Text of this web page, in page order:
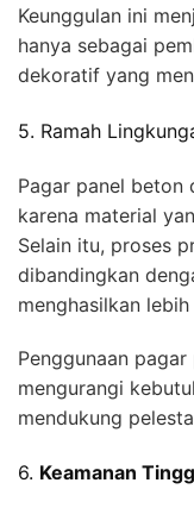
Keunggulan ini
hanya sebagai
dekoratif yang
5. Ramah
Pagar panel beton
karena material
Selain itu, proses
dibandingkan
menghasilkan
Penggunaan
mengurangi
mendukung
6. Keamanan